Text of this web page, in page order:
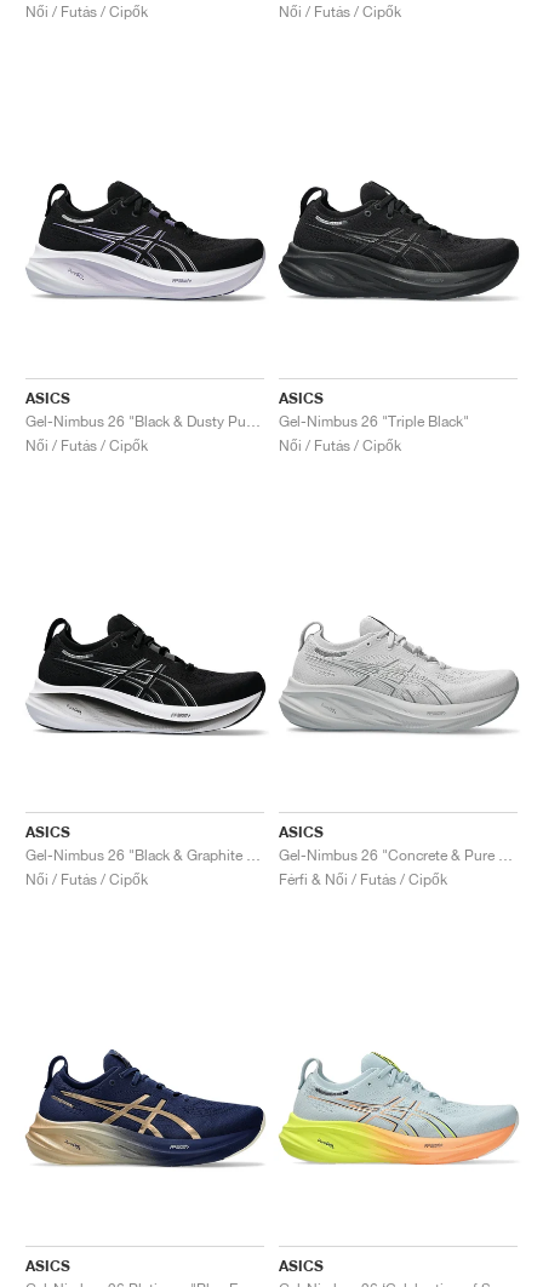
Női / Futás / Cipők
Női / Futás / Cipők
ASICS
Női / Futás / Cipők
ASICS
Gel-Nimbus 26 "Triple Black"
Női / Futás / Cipők
ASICS
Női / Futás / Cipők
ASICS
Férfi & Női / Futás / Cipők
ASICS
ASICS